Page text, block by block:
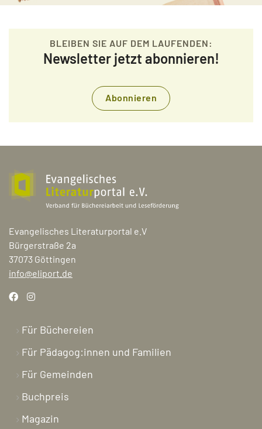
BLEIBEN SIE AUF DEM LAUFENDEN:
Newsletter jetzt abonnieren!
Abonnieren
Evangelisches Literaturportal e.V
Bürgerstraße 2a
37073 Göttingen
info@eliport.de
Für Büchereien
Für Pädagog:innen und Familien
Für Gemeinden
Buchpreis
Magazin